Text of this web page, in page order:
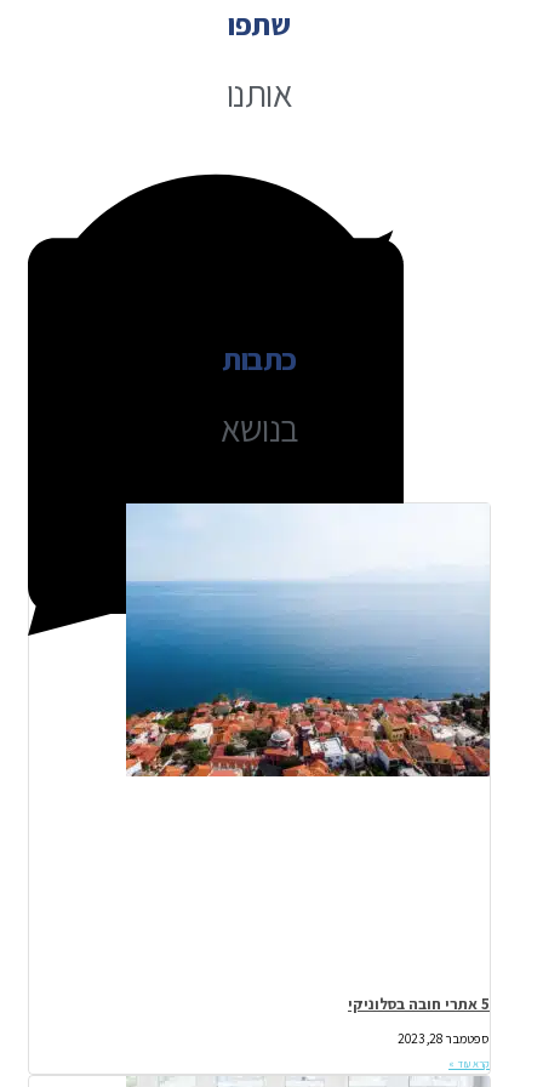
שתפו
אותנו
כתבות
בנושא
5 אתרי חובה בסלוניקי
ספטמבר 28, 2023
קרא עוד »